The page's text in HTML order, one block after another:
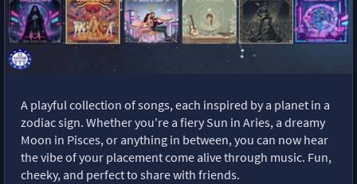
A playful collection of songs, each inspired by a planet in a
zodiac sign. Whether you're a fiery Sun in Aries, a dreamy
Moon in Pisces, or anything in between, you can now hear
the vibe of your placement come alive through music. Fun,
cheeky, and perfect to share with friends.